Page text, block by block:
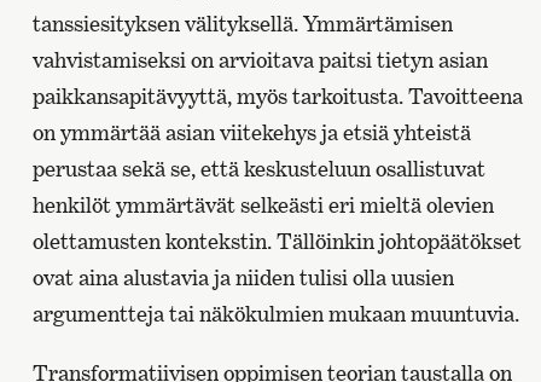
tanssiesityksen välityksellä. Ymmärtämisen
vahvistamiseksi on arvioitava paitsi tietyn asian
paikkansapitävyyttä, myös tarkoitusta. Tavoitteena
on ymmärtää asian viitekehys ja etsiä yhteistä
perustaa sekä se, että keskusteluun osallistuvat
henkilöt ymmärtävät selkeästi eri mieltä olevien
olettamusten kontekstin. Tällöinkin johtopäätökset
ovat aina alustavia ja niiden tulisi olla uusien
argumentteja tai näkökulmien mukaan muuntuvia.
Transformatiivisen oppimisen teorian taustalla on